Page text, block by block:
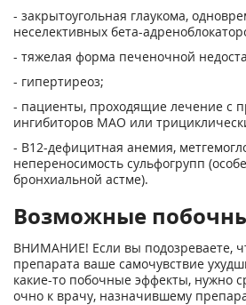
- закрытоугольная глаукома,
неселективных бета-
- тяжелая форма печеночной
- гипертиреоз;
- пациенты, проходящие лечение с
ингибиторов МАО или
- В12-дефицитная анемия,
непереносимость сульфогрупп
бронхиальной астме).
Возможные
ВНИМАНИЕ! Если вы подозреваете,
препарата ваше самочувствие
какие-то побочные эффекты, нужно
очно к врачу, назначившему